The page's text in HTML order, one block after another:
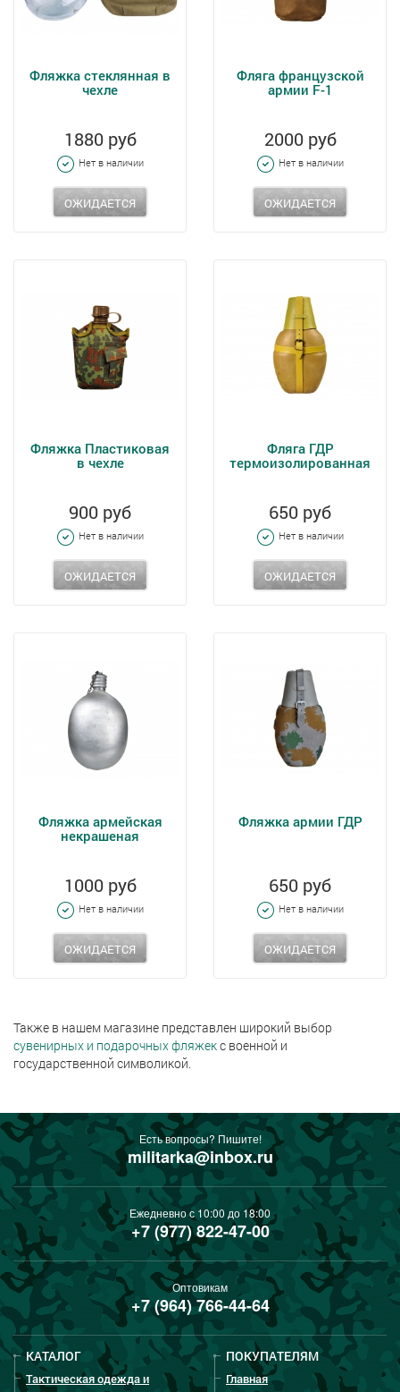
Фляжка стеклянная в
чехле
1880 руб
Нет в наличии
ОЖИДАЕТСЯ
Фляга французской
армии F-1
2000 руб
Нет в наличии
ОЖИДАЕТСЯ
Фляжка Пластиковая
в чехле
900 руб
Нет в наличии
ОЖИДАЕТСЯ
Фляга ГДР
термоизолированная
650 руб
Нет в наличии
ОЖИДАЕТСЯ
Фляжка армейская
некрашеная
1000 руб
Нет в наличии
ОЖИДАЕТСЯ
Фляжка армии ГДР
650 руб
Нет в наличии
ОЖИДАЕТСЯ
Также в нашем магазине представлен широкий выбор
сувенирных и подарочных фляжекс военной и
государственной символикой.
Есть вопросы? Пишите!
militarka@inbox.ru
Ежедневно с 10:00 до 18:00
+7 (977) 822-47-00
Оптовикам
+7 (964) 766-44-64
КАТАЛОГ
Тактическая одежда и
ПОКУПАТЕЛЯМ
Главная